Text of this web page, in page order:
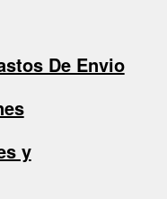
De Envio
y